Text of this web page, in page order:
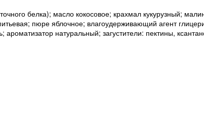
белка); масло кокосовое; крахмал кукурузный;
пюре яблочное; влагоудерживающий агент
натуральный; загустители: пектины,